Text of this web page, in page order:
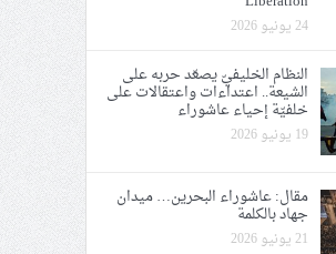
24 يونيو 2026
النظام الخليفيّ يصعّد حربه على
الشيعة.. اعتداءات واعتقالات على
خلفيّة إحياء عاشوراء
19 يونيو 2026
مقال: عاشوراء البحرين… ميدان
جهاد بالكلمة
21 يونيو 2026